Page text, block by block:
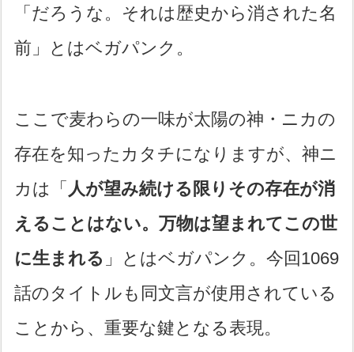
「だろうな。それは歴史から消された名
前」とはベガパンク。
ここで麦わらの一味が太陽の神・ニカの
存在を知ったカタチになりますが、神ニ
カは「 人が望み続ける限りその存在が消
えることはない。万物は望まれてこの世
に生まれる 」とはベガパンク。今回1069
話のタイトルも同文言が使用されている
ことから、重要な鍵となる表現。